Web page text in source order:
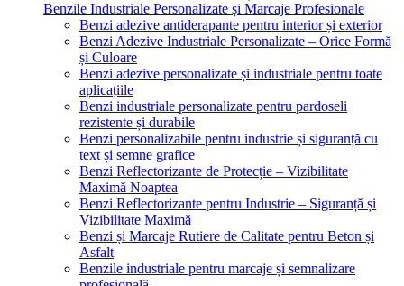
Benzile Industriale Personalizate și Marcaje Profesionale
Benzi adezive antiderapante pentru interior și exterior
Benzi Adezive Industriale Personalizate – Orice Formă
și Culoare
Benzi adezive personalizate și industriale pentru toate
aplicațiile
Benzi industriale personalizate pentru pardoseli
rezistente și durabile
Benzi personalizabile pentru industrie și siguranță cu
text și semne grafice
Benzi Reflectorizante de Protecție – Vizibilitate
Maximă Noaptea
Benzi Reflectorizante pentru Industrie – Siguranță și
Vizibilitate Maximă
Benzi și Marcaje Rutiere de Calitate pentru Beton și
Asfalt
Benzile industriale pentru marcaje și semnalizare